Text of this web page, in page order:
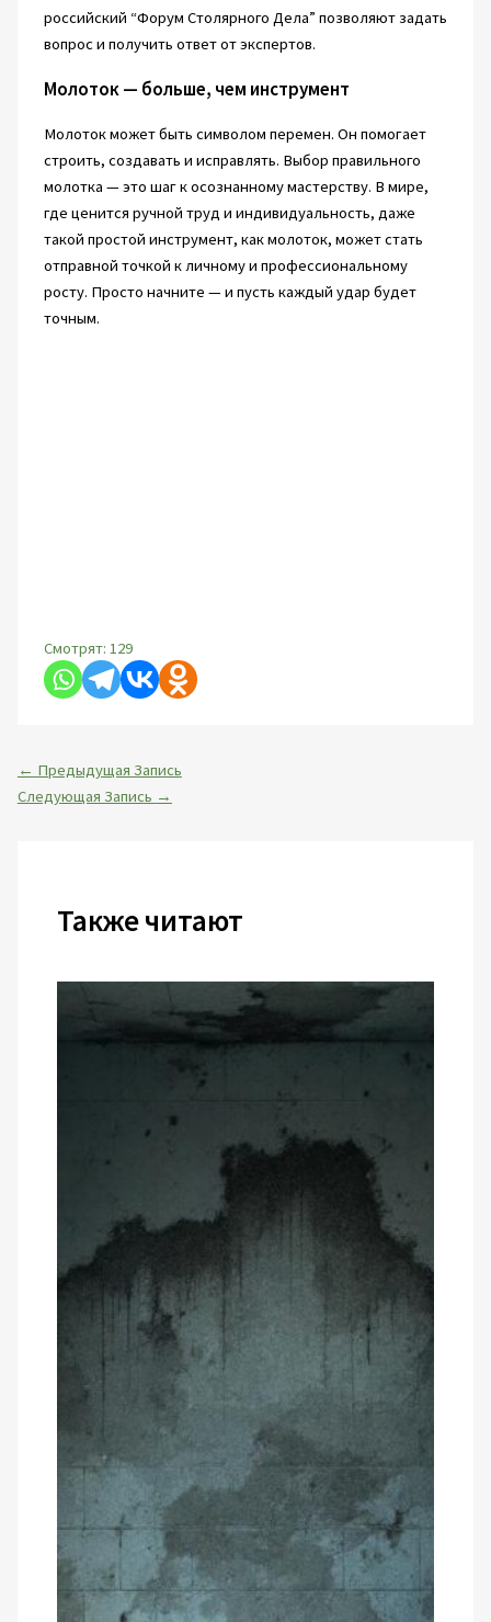
российский “Форум Столярного Дела” позволяют задать
вопрос и получить ответ от экспертов.
Молоток — больше, чем инструмент
Молоток может быть символом перемен. Он помогает
строить, создавать и исправлять. Выбор правильного
молотка — это шаг к осознанному мастерству. В мире,
где ценится ручной труд и индивидуальность, даже
такой простой инструмент, как молоток, может стать
отправной точкой к личному и профессиональному
росту. Просто начните — и пусть каждый удар будет
точным.
Смотрят: 129
← Предыдущая Запись
Следующая Запись →
Также читают